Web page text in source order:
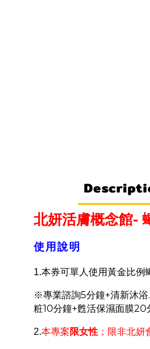
北妍活膚概念館-
使用說明
1.本券可單人使用黃金比例
※專業諮詢5分鐘+清新沐浴.
粧10分鐘+甦活保濕面膜20
2.本專案限女性 ；限非北